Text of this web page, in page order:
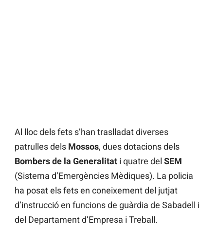
Al lloc dels fets s’han traslladat diverses
patrulles dels Mossos, dues dotacions dels
Bombers de la Generalitat i quatre del SEM
(Sistema d’Emergències Mèdiques). La policia
ha posat els fets en coneixement del jutjat
d’instrucció en funcions de guàrdia de Sabadell i
del Departament d’Empresa i Treball.